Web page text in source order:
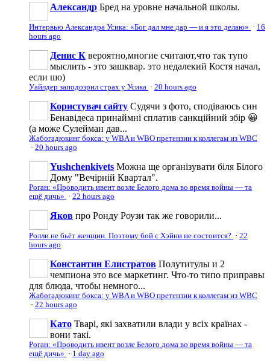
Александр Бред на уровне начальной школы.
Интервью Александра Усика: «Бог дал мне дар — и я это делаю» · 16
hours ago
Денис К вероятно,многие считают,что так тупо
мыслить - это зашквар. это недалекий Костя начал,
если шо)
Уайлдер заподозрил страх у Усика · 20 hours ago
Користувач сайту Судячи з фото, сподіваюсь син
Бенавідеса принаймні сплатив санкційний збір 😀
(а може Сулейман дав...
Жабогадюкинг бокса: у WBA и WBO претензии к коллегам из WBC
· 20 hours ago
Yushchenkivets Можна ще організувати біля Білого
Дому "Вечірній Квартал".
Роган: «Проводить ивент возле Белого дома во время войны — та
ещё дичь» · 22 hours ago
Яков про Ронду Роузи так же говорили...
Ролли не бьёт женщин. Поэтому бой с Хэйни не состоится? · 22
hours ago
Константин Елистратов Полутитулы и 2
чемпиона это все маркетинг. Что-то типо приправы
для блюда, чтобы немного...
Жабогадюкинг бокса: у WBA и WBO претензии к коллегам из WBC
· 22 hours ago
Като Тварі, які захватили влади у всіх країнах -
вони такі.
Роган: «Проводить ивент возле Белого дома во время войны — та
ещё дичь» · 1 day ago